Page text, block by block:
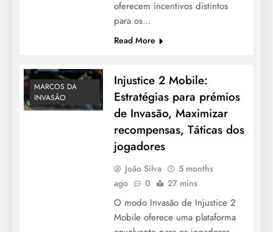
oferecem incentivos distintos
para os…
Read More
MARCOS DA
INVASÃO
Injustice 2 Mobile:
Estratégias para prémios
de Invasão, Maximizar
recompensas, Táticas dos
jogadores
João Silva
5 months
ago
0 27 mins
O modo Invasão de Injustice 2
Mobile oferece uma plataforma